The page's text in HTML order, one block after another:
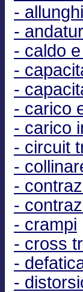
- allunghi
-
- caldo
-
-
- carico
- carico
- circuit
-
-
-
- crampi
- cross
-
-